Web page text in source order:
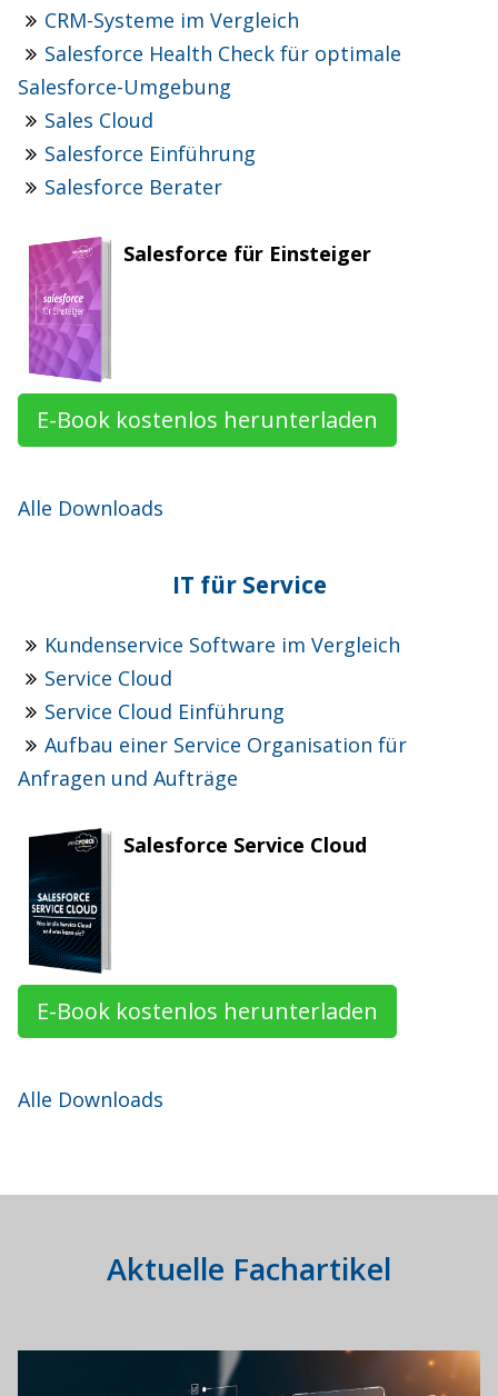
CRM-Systeme im Vergleich
Salesforce Health Check für optimale
Salesforce-Umgebung
Sales Cloud
Salesforce Einführung
Salesforce Berater
Salesforce für Einsteiger
E-Book kostenlos herunterladen
Alle Downloads
IT für Service
Kundenservice Software im Vergleich
Service Cloud
Service Cloud Einführung
Aufbau einer Service Organisation für
Anfragen und Aufträge
Salesforce Service Cloud
E-Book kostenlos herunterladen
Alle Downloads
Aktuelle Fachartikel